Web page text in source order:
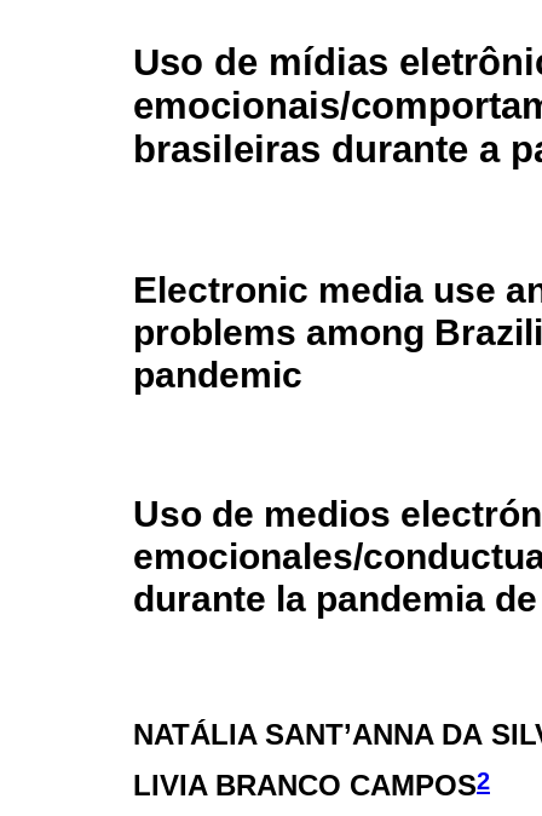
Uso de mídias
emocionais/
brasileiras durante a
Electronic media use
problems among
pandemic
Uso de medios
emocionales/
durante la pandemia
NATÁLIA SANT’ANNA DA
LIVIA BRANCO CAMPOS2